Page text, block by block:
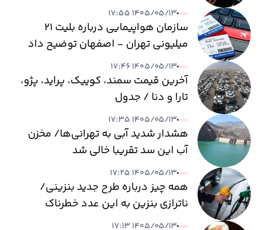
۱۴۰۵/۰۵/۱۳ ۱۷:۵۵
سازمان هواپیمایی درباره بلیت ۲۱
میلیونی تهران - اصفهان توضیح داد
۱۴۰۵/۰۵/۱۳ ۱۷:۴۶
آخرین قیمت سمند، کوییک، پراید، پژو،
تارا و دنا / جدول
۱۴۰۵/۰۵/۱۳ ۱۷:۳۵
هشدار شدید آبی به تهرانی‌ها/ مخزن
آب این سد تقریبا خالی شد
۱۴۰۵/۰۵/۱۳ ۱۷:۲۵
همه چیز درباره طرح جدید بنزینی/
ناترازی بنزین به این عدد خطرناک
می‌رسد
۱۴۰۵/۰۵/۱۳ ۱۷:۱۳